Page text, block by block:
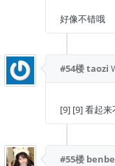
好像不错哦
#54楼taozi
[9] [9] 看起来
#55楼